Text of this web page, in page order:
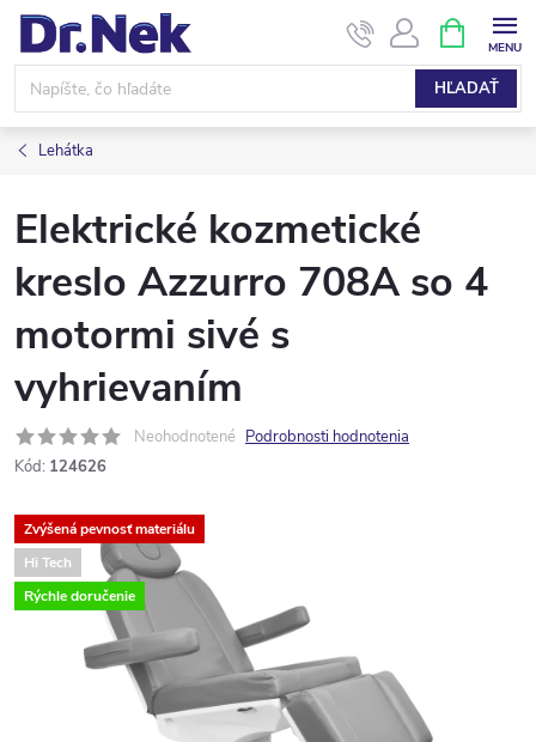
Prejsť
obsah
HĽADAŤ
KOŠÍK
Lehátka
Elektrické kozmetické
kreslo Azzurro 708A so 4
motormi sivé s
vyhrievaním
Neohodnotené Podrobnosti hodnotenia
Kód: 124626
Zvýšená pevnosť materiálu
Hi Tech
Rýchle doručenie